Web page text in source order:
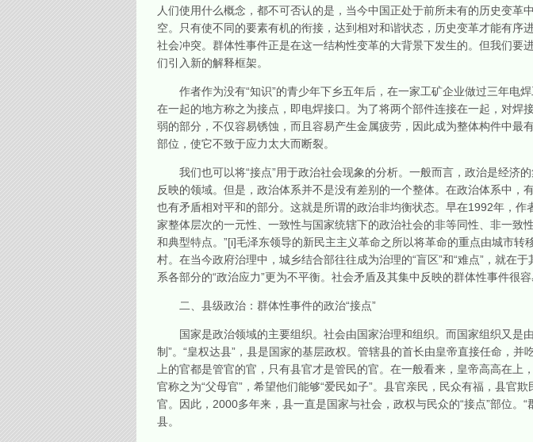
人们使用什么概念，都不可否认的是，当今中国正处于前所未有的历史变
空。只有使不同的要素有机的衔接，达到相对和谐状态，历史变革才能有
社会冲突。群体性事件正是在这一结构性变革的大背景下发生的。但我们
们引入新的解释框架。
作者作为没有“知识”的青少年下乡五年后，在一家工矿企业做过三年电
在一起的地方称之为接点，即电焊接口。为了将两个部件连接在一起，对
弱的部分，不仅容易锈蚀，而且容易产生金属疲劳，因此成为整体构件中
部位，使它不致于应力太大而断裂。
我们也可以将“接点”用于政治社会现象的分析。一般而言，政治是经济
反映的领域。但是，政治体系并不是没有差别的一个整体。在政治体系中，
也有矛盾相对平和的部分。这就是所谓的政治非均衡状态。早在1992年，
家整体层次的一元性、一致性与国家统辖下的政治社会的非等同性、非一致
和典型特点。”[i]毛泽东领导的新民主主义革命之所以将革命的重点由城市
村。在当今政府治理中，城乡结合部往往成为治理的“盲区”和“难点”，就在
系各部分的“政治应力”更为不平衡。社会矛盾及其集中反映的群体性事件很容
二、县级政治：群体性事件的政治“接点”
国家是政治领域的主要组织。社会由国家治理和组织。而国家组织又是
制”。“皇权达县”，县是国家的基层政权。管辖县的首长由皇帝直接任命，
上的官都是管官的官，只有县官才是管民的官。在一般看来，皇帝高高在
官称之为“父母官”，希望他们能够“爱民如子”。县官亲民，民众有福，县官
官。因此，2000多年来，县一直是国家与社会，政权与民众的“接点”部位。
县。